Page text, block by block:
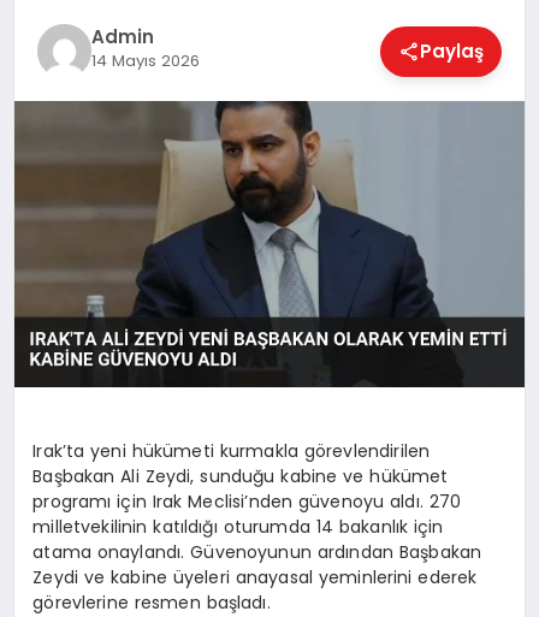
MAGAZIN
TEKNOLOJI
Admin
14 Mayıs 2026 Paylaş
Irak’ta yeni hükümeti kurmakla görevlendirilen
Başbakan Ali Zeydi, sunduğu kabine ve hükümet
programı için Irak Meclisi’nden güvenoyu aldı. 270
milletvekilinin katıldığı oturumda 14 bakanlık için
atama onaylandı. Güvenoyunun ardından Başbakan
Zeydi ve kabine üyeleri anayasal yeminlerini ederek
görevlerine resmen başladı.